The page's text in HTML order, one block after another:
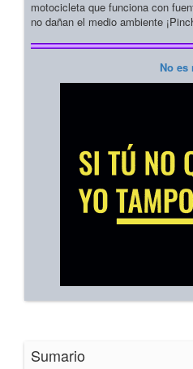
motocicleta que funciona con
no dañan el medio ambiente
No es
Sumario